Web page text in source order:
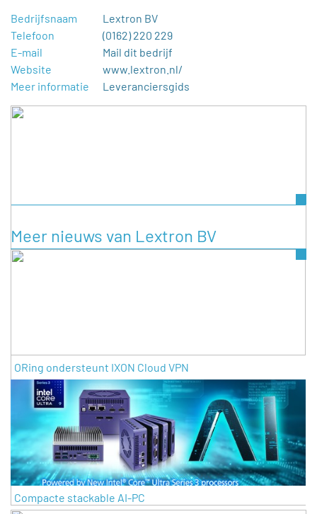
Bedrijfsnaam
Lextron BV
Telefoon
(0162) 220 229
E-mail
Mail dit bedrijf
Website
www.lextron.nl/
Meer informatie
Leveranciersgids
Meer nieuws van Lextron BV
ORing ondersteunt IXON Cloud VPN
Compacte stackable AI-PC